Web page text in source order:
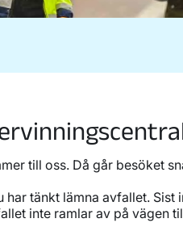
till oss. Då går besöket
tänkt lämna avfallet. Sist
inte ramlar av på vägen